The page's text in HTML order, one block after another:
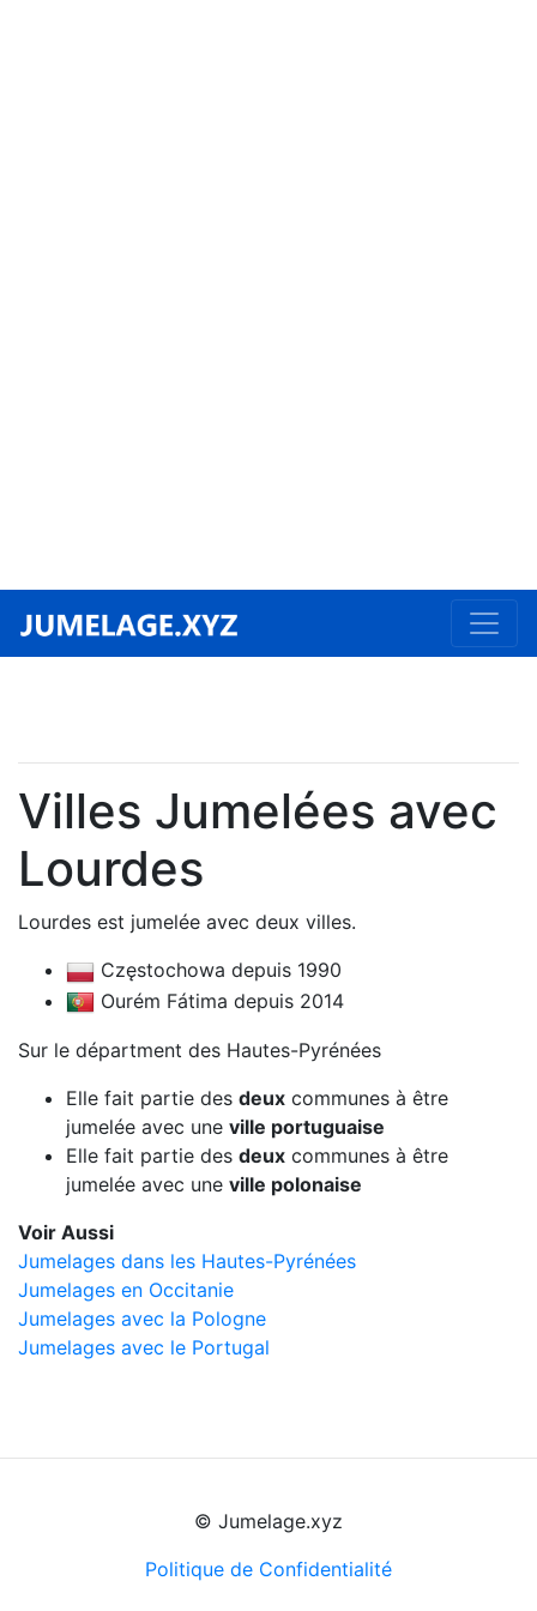
Villes Jumelées avec
Lourdes
Lourdes est jumelée avec deux villes.
Częstochowa depuis 1990
Ourém Fátima depuis 2014
Sur le départment des Hautes-Pyrénées
Elle fait partie des deux communes à être
jumelée avec une ville portuguaise
Elle fait partie des deux communes à être
jumelée avec une ville polonaise
Voir Aussi
Jumelages dans les Hautes-Pyrénées
Jumelages en Occitanie
Jumelages avec la Pologne
Jumelages avec le Portugal
© Jumelage.xyz
Politique de Confidentialité